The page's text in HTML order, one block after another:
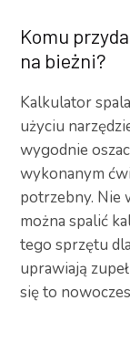
Komu
na bieżni?
Kalkulator
użyciu
wygodnie
wykonanym
potrzebny. Nie
można spalić
tego sprzętu
uprawiają
się to